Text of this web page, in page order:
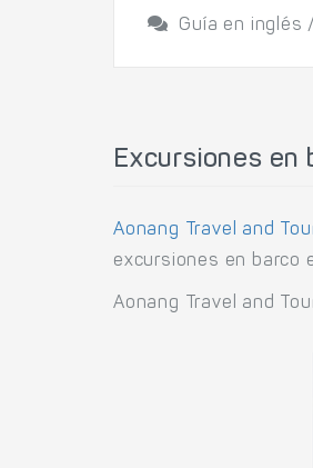
Guía en inglés
Excursiones en
Aonang Travel and
excursiones en barco
Aonang Travel and